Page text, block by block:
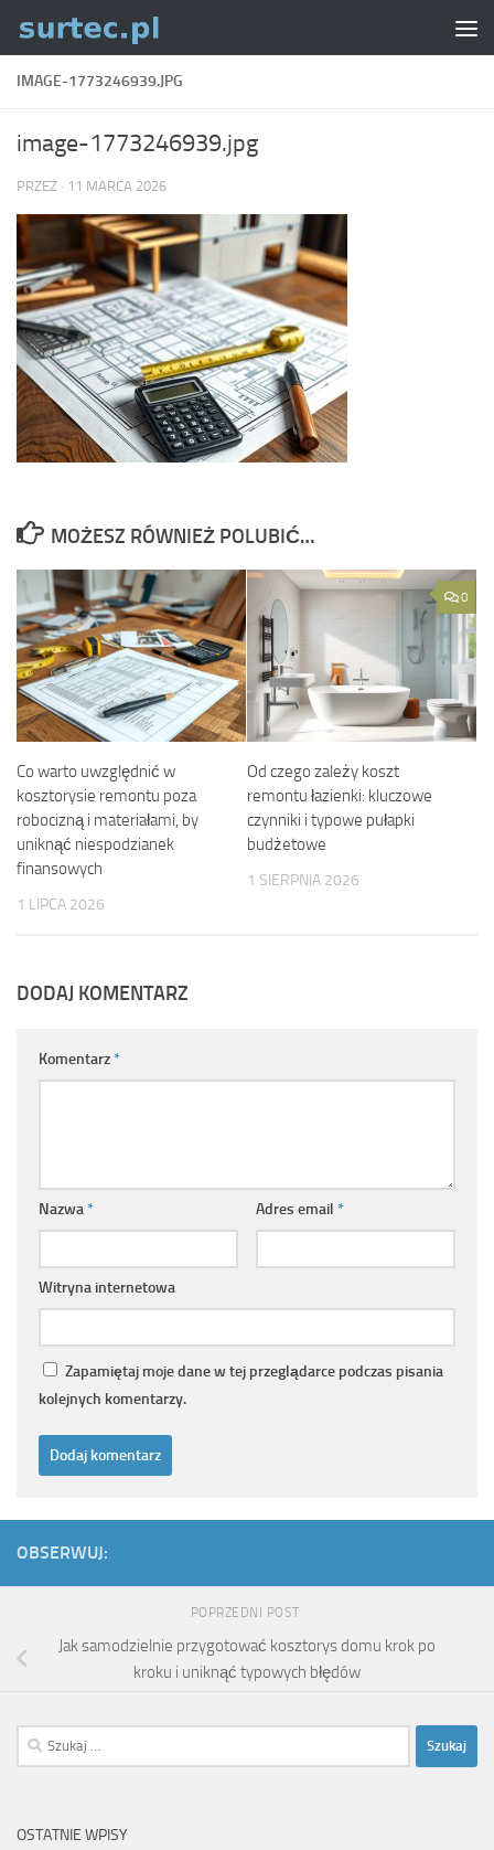
Skip to content
IMAGE-1773246939.JPG
image-1773246939.jpg
PRZEZ · 11 MARCA 2026
MOŻESZ RÓWNIEŻ POLUBIĆ…
Co warto uwzględnić w
kosztorysie remontu poza
robocizną i materiałami, by
uniknąć niespodzianek
finansowych
1 LIPCA 2026
0
Od czego zależy koszt
remontu łazienki: kluczowe
czynniki i typowe pułapki
budżetowe
1 SIERPNIA 2026
DODAJ KOMENTARZ
Komentarz*
Nazwa* Adres email *
Witryna internetowa
Zapamiętaj moje dane w tej przeglądarce podczas pisania
kolejnych komentarzy.
OBSERWUJ:
POPRZEDNI POST
Jak samodzielnie przygotować kosztorys domu krok po
kroku i uniknąć typowych błędów
Szukaj:
OSTATNIE WPISY